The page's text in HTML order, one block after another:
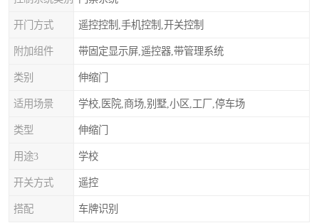
开门方式 遥控控制,手机控制,开关控制
附加组件 带固定显示屏,遥控器,带管理系统
类别 伸缩门
适用场景 学校,医院,商场,别墅,小区,工厂,停车场
类型 伸缩门
用途3 学校
开关方式 遥控
搭配 车牌识别